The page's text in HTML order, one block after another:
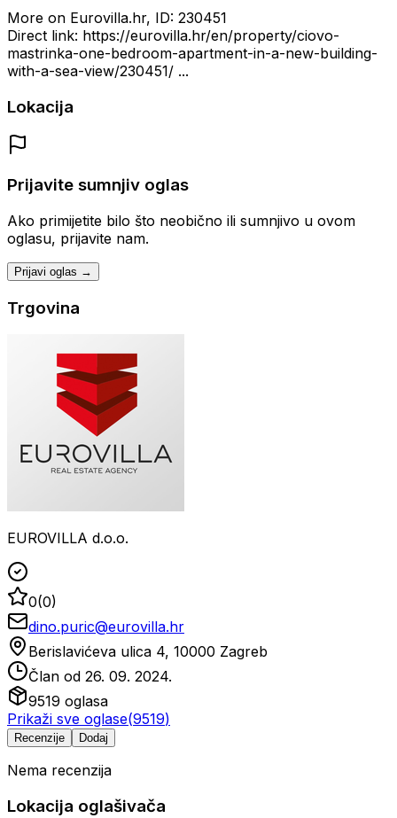
More on Eurovilla.hr, ID: 230451
Direct link: https://eurovilla.hr/en/property/ciovo-
mastrinka-one-bedroom-apartment-in-a-new-building-
with-a-sea-view/230451/ ...
Lokacija
Prijavite sumnjiv oglas
Ako primijetite bilo što neobično ili sumnjivo u ovom
oglasu, prijavite nam.
Prijavi oglas →
Trgovina
EUROVILLA d.o.o.
0(0)
dino.puric@eurovilla.hr
Berislavićeva ulica 4, 10000 Zagreb
Član od 26. 09. 2024.
9519 oglasa
Prikaži sve oglase(9519)
Recenzije Dodaj
Nema recenzija
Lokacija oglašivača